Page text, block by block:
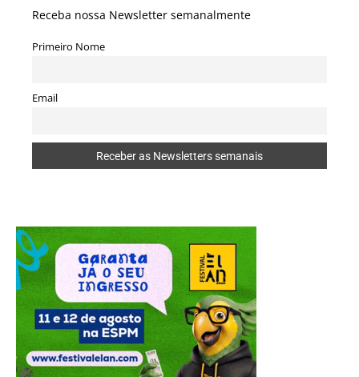
Receba nossa Newsletter semanalmente
Primeiro Nome
Email